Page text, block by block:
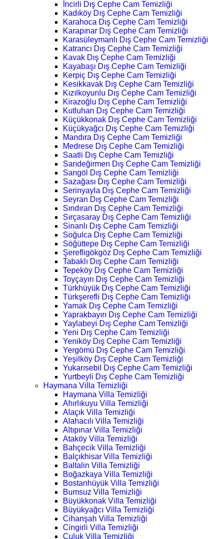
İncirli Dış Cephe Cam Temizliği
Kadıköy Dış Cephe Cam Temizliği
Karahoca Dış Cephe Cam Temizliği
Karapınar Dış Cephe Cam Temizliği
Karasüleymanlı Dış Cephe Cam Temizliği
Katrancı Dış Cephe Cam Temizliği
Kavak Dış Cephe Cam Temizliği
Kayabaşı Dış Cephe Cam Temizliği
Kerpiç Dış Cephe Cam Temizliği
Kesikkavak Dış Cephe Cam Temizliği
Kızılkoyunlu Dış Cephe Cam Temizliği
Kirazoğlu Dış Cephe Cam Temizliği
Kutluhan Dış Cephe Cam Temizliği
Küçükkonak Dış Cephe Cam Temizliği
Küçükyağcı Dış Cephe Cam Temizliği
Mandıra Dış Cephe Cam Temizliği
Medrese Dış Cephe Cam Temizliği
Saatli Dış Cephe Cam Temizliği
Sarıdeğirmen Dış Cephe Cam Temizliği
Sarıgöl Dış Cephe Cam Temizliği
Sazağası Dış Cephe Cam Temizliği
Serinyayla Dış Cephe Cam Temizliği
Seyran Dış Cephe Cam Temizliği
Sındıran Dış Cephe Cam Temizliği
Sırçasaray Dış Cephe Cam Temizliği
Sinanlı Dış Cephe Cam Temizliği
Soğulca Dış Cephe Cam Temizliği
Söğüttepe Dış Cephe Cam Temizliği
Şerefligökgöz Dış Cephe Cam Temizliği
Tabaklı Dış Cephe Cam Temizliği
Tepeköy Dış Cephe Cam Temizliği
Toyçayırı Dış Cephe Cam Temizliği
Türkhüyük Dış Cephe Cam Temizliği
Türkşerefli Dış Cephe Cam Temizliği
Yamak Dış Cephe Cam Temizliği
Yaprakbayırı Dış Cephe Cam Temizliği
Yaylabeyi Dış Cephe Cam Temizliği
Yeni Dış Cephe Cam Temizliği
Yeniköy Dış Cephe Cam Temizliği
Yergömü Dış Cephe Cam Temizliği
Yeşilköy Dış Cephe Cam Temizliği
Yukarısebil Dış Cephe Cam Temizliği
Yurtbeyli Dış Cephe Cam Temizliği
Haymana Villa Temizliği
Haymana Villa Temizliği
Ahırlıkuyu Villa Temizliği
Alaçık Villa Temizliği
Alahacılı Villa Temizliği
Altıpınar Villa Temizliği
Ataköy Villa Temizliği
Bahçecik Villa Temizliği
Balçıkhisar Villa Temizliği
Baltalin Villa Temizliği
Boğazkaya Villa Temizliği
Bostanhüyük Villa Temizliği
Bumsuz Villa Temizliği
Büyükkonak Villa Temizliği
Büyükyağcı Villa Temizliği
Cihanşah Villa Temizliği
Cingirli Villa Temizliği
Culuk Villa Temizliği